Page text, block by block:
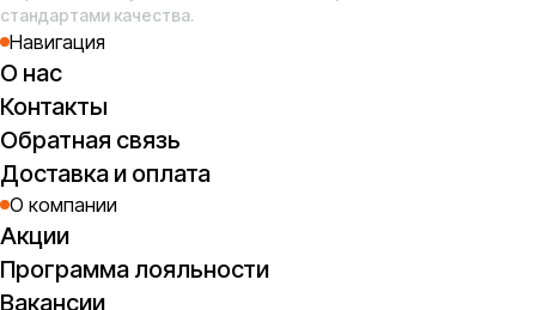
стандартами качества.
Навигация
О нас
Контакты
Обратная связь
Доставка и оплата
О компании
Акции
Программа лояльности
Вакансии